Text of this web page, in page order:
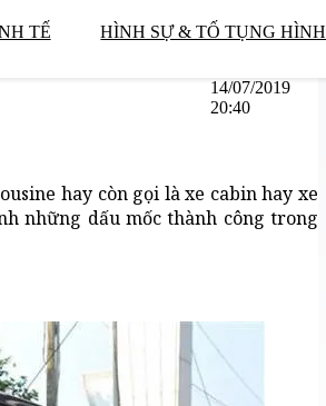
TẾ HÌNH SỰ & TỐ TỤNG
14/07/2019
20:40
hay còn gọi là xe cabin hay xe
những dấu mốc thành công trong